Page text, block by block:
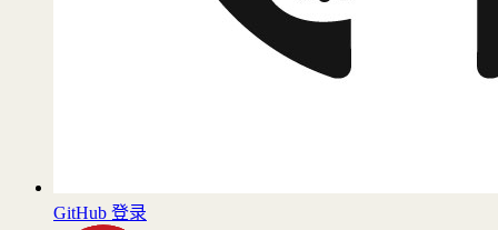
GitHub 登录